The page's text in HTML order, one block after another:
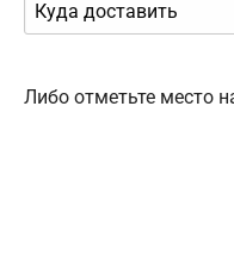
Либо отметьте место